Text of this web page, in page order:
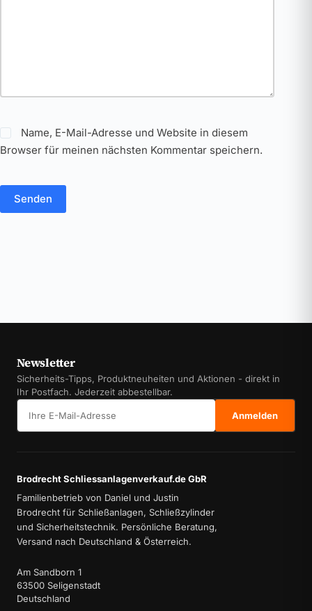
Name, E-Mail-Adresse und Website in diesem
Browser für meinen nächsten Kommentar speichern.
Senden
Newsletter
Sicherheits-Tipps, Produktneuheiten und Aktionen - direkt in
Ihr Postfach. Jederzeit abbestellbar.
Anmelden
Brodrecht Schliessanlagenverkauf.de GbR
Familienbetrieb von Daniel und Justin
Brodrecht für Schließanlagen, Schließzylinder
und Sicherheitstechnik. Persönliche Beratung,
Versand nach Deutschland & Österreich.
Am Sandborn 1
63500 Seligenstadt
Deutschland